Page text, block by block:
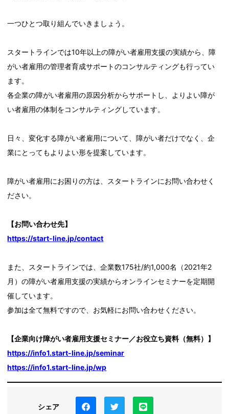
一つひとつ取り組んでいきましょう。
スタートラインでは10年以上の障がい者雇用支援の実績から、障
がい者雇用の管理者育成サポートのコンサルティングも行ってい
ます。
各企業の障がい者雇用の原因分析からサポートし、よりよい障が
い者雇用の体制をコンサルティングしています。
日々、変化する障がい者雇用について、障がい者だけでなく、企
業にとってもよりよい形を提案しています。
障がい者雇用にお困りの方は、スタートラインにお問い合わせく
ださい。
【お問い合わせ先】
https://start-line.jp/contact
また、スタートラインでは、企業数175社/約1,000名（2021年2
月）の障がい者雇用支援の実績からオンラインセミナーを定期開
催しています。
参加は全て無料ですので、お気軽にお問い合わせください。
【企業向け障がい者雇用支援セミナー／お役立ち資料（無料）】
https://info1.start-line.jp/seminar
https://info1.start-line.jp/wp
シェア